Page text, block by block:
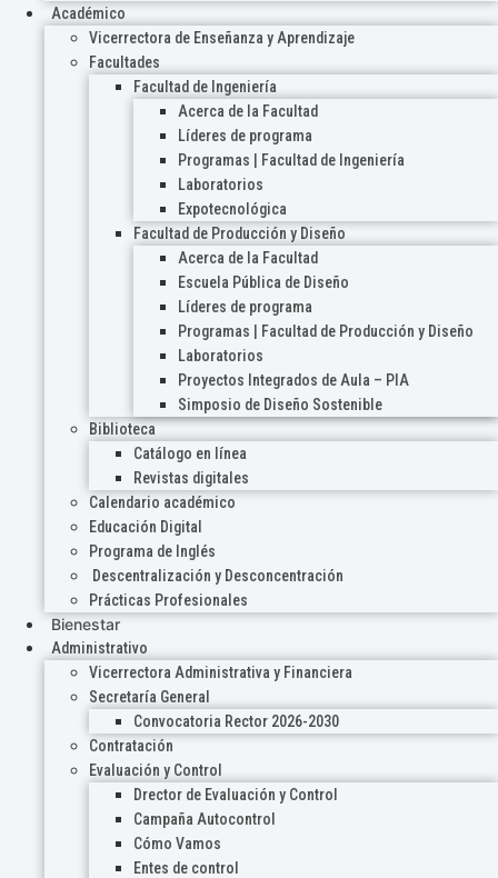
Académico
Vicerrectora de Enseñanza y Aprendizaje
Facultades
Facultad de Ingeniería
Acerca de la Facultad
Líderes de programa
Programas | Facultad de Ingeniería
Laboratorios
Expotecnológica
Facultad de Producción y Diseño
Acerca de la Facultad
Escuela Pública de Diseño
Líderes de programa
Programas | Facultad de Producción y Diseño
Laboratorios
Proyectos Integrados de Aula – PIA
Simposio de Diseño Sostenible
Biblioteca
Catálogo en línea
Revistas digitales
Calendario académico
Educación Digital
Programa de Inglés
Descentralización y Desconcentración
Prácticas Profesionales
Bienestar
Administrativo
Vicerrectora Administrativa y Financiera
Secretaría General
Convocatoria Rector 2026-2030
Contratación
Evaluación y Control
Drector de Evaluación y Control
Campaña Autocontrol
Cómo Vamos
Entes de control